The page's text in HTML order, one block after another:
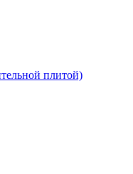
плитой)